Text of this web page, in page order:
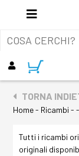
TORNA
Home - Ricambi - -
Tutti i ricambi
originali